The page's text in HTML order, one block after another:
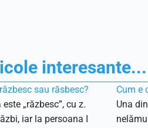
interesante...
sau răsbesc?
„răzbesc”, cu z.
iar la persoana I
Cum e
Una